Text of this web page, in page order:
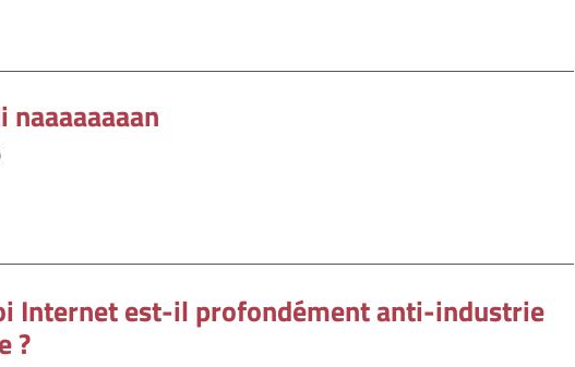
naaaaaaaan
Internet est-il profondément anti-industrie
?